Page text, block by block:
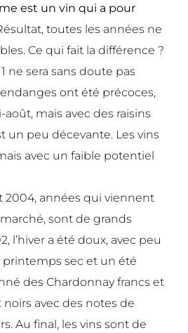
est un vin qui a pour
toutes les années ne
Ce qui fait la différence ?
ne sera sans doute pas
ont été précoces,
mais avec des raisins
un peu décevante. Les vins
avec un faible potentiel
2004, années qui viennent
sont de grands
l’hiver a été doux, avec peu
printemps sec et un été
des Chardonnay francs et
avec des notes de
Au final, les vins sont de